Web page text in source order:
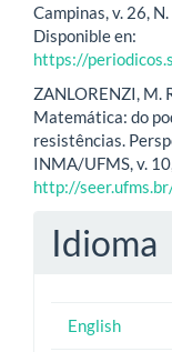
Campinas, v. 26,
Disponible en:
https://
ZANLORENZI, M.
Matemática: do
resistências.
INMA/UFMS, v.
http://
Idioma
English